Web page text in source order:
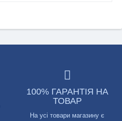
100% ГАРАНТІЯ НА
ТОВАР
На усі товари магазину є